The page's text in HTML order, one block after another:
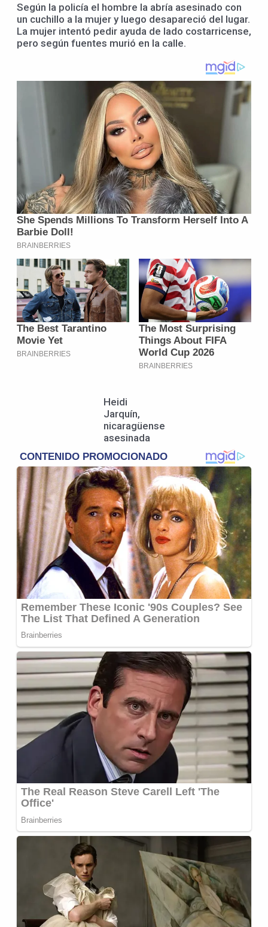
Según la policía el hombre la abría asesinado con
un cuchillo a la mujer y luego desapareció del lugar.
La mujer intentó pedir ayuda de lado costarricense,
pero según fuentes murió en la calle.
Heidi
Jarquín,
nicaragüense
asesinada